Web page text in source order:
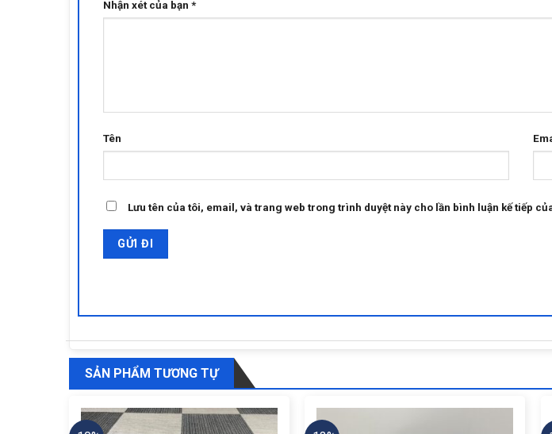
Nhận xét của bạn *
Tên
Lưu tên của tôi, email, và trang web trong trình duyệt này cho lần bình luận kế tiếp
SẢN PHẨM TƯƠNG TỰ